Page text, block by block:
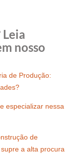
nosso
de Produção:
especializar nessa
de
a alta procura